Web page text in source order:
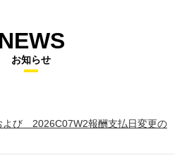
NEWS
お知らせ
び 2026C07W2報酬支払日変更の